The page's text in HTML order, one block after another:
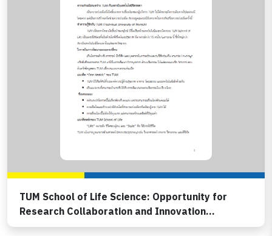
TUM School of Life Science: Opportunity for
Research Collaboration and Innovation
Ecosystem Development